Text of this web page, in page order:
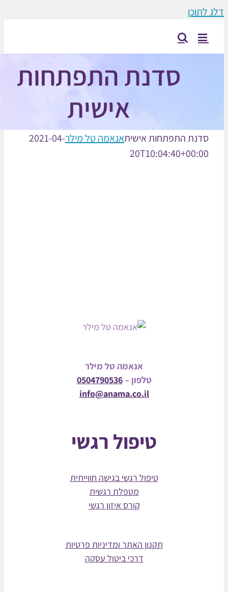
סדנת התפתחות
אישית
התפתחות אישיתאנאמה טל מילר2021-04-
אנאמה טל מילר
טלפון –0504790536
info@anama.co.il
טיפול רגשי
טיפול רגשי בגישה חווייתית
מטפלת רגשית
קורס איזון רגשי
תקנון האתר ומדיניות פרטיות
דרכי ביטול עסקה